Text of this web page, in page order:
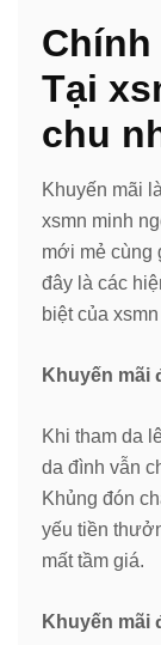
Chính
Tại
chu
Khuyến mãi
xsmn minh
mới mẻ cùng
đây là các
biệt của
Khuyến mãi
Khi tham da
da đình vẫn
Khủng đón
yếu tiền
mất tầm giá.
Khuyến mãi